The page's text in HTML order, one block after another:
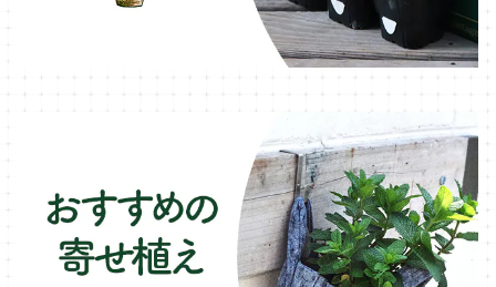
ラベンダー・ハーブ苗
ローズマリー・ハーブ苗